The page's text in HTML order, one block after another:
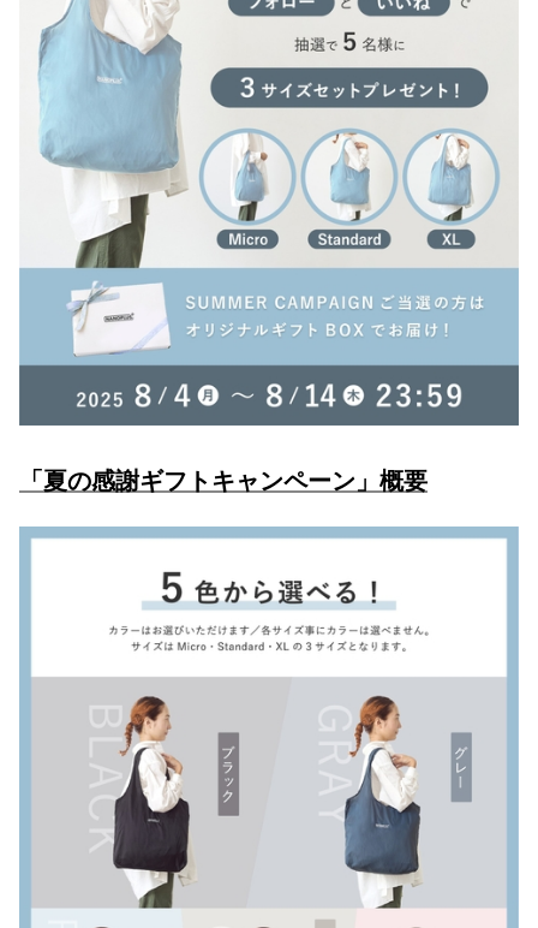
「夏の感謝ギフトキャンペーン」概要